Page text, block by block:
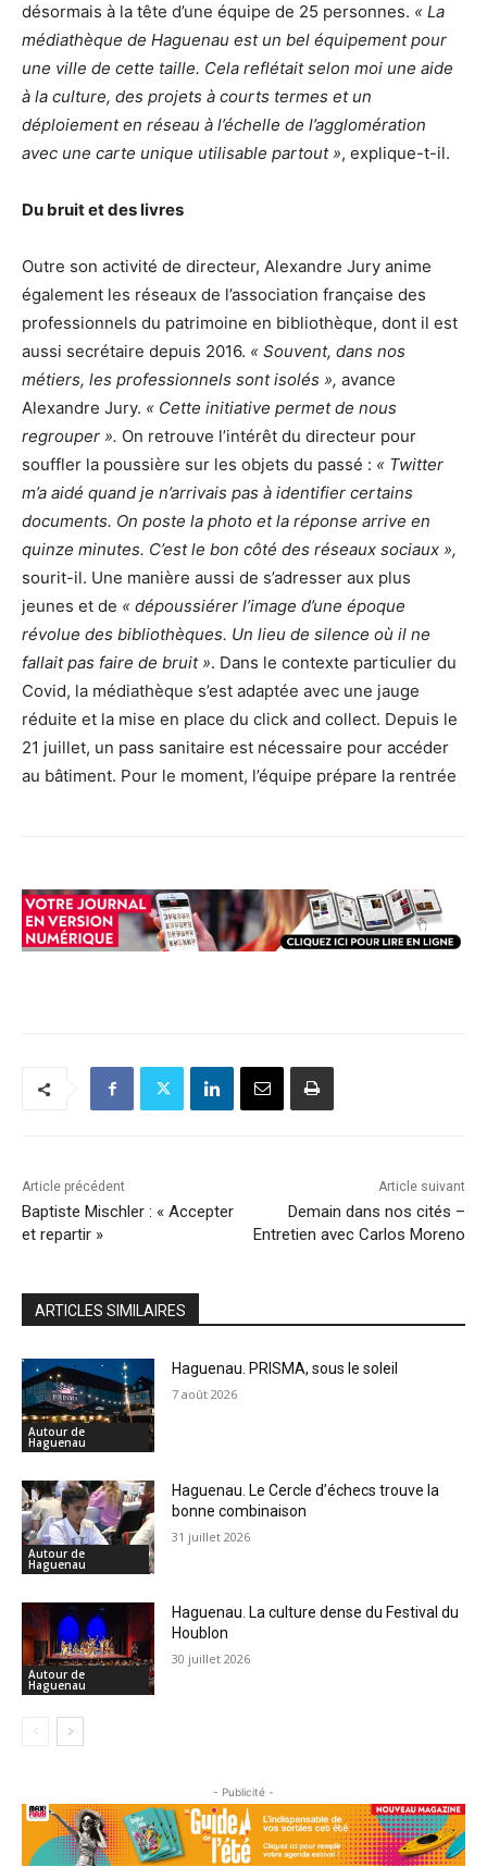
désormais à la tête d’une équipe de 25 personnes. « La
médiathèque de Haguenau est un bel équipement pour
une ville de cette taille. Cela reflétait selon moi une aide
à la culture, des projets à courts termes et un
déploiement en réseau à l’échelle de l’agglomération
avec une carte unique utilisable partout », explique-t-il.
Du bruit et des livres
Outre son activité de directeur, Alexandre Jury anime
également les réseaux de l’association française des
professionnels du patrimoine en bibliothèque, dont il est
aussi secrétaire depuis 2016. « Souvent, dans nos
métiers, les professionnels sont isolés », avance
Alexandre Jury. « Cette initiative permet de nous
regrouper ». On retrouve l’intérêt du directeur pour
souffler la poussière sur les objets du passé : « Twitter
m’a aidé quand je n’arrivais pas à identifier certains
documents. On poste la photo et la réponse arrive en
quinze minutes. C’est le bon côté des réseaux sociaux »,
sourit-il. Une manière aussi de s’adresser aux plus
jeunes et de « dépoussiérer l’image d’une époque
révolue des bibliothèques. Un lieu de silence où il ne
fallait pas faire de bruit ». Dans le contexte particulier du
Covid, la médiathèque s’est adaptée avec une jauge
réduite et la mise en place du click and collect. Depuis le
21 juillet, un pass sanitaire est nécessaire pour accéder
au bâtiment. Pour le moment, l’équipe prépare la rentrée
Article précédent
Baptiste Mischler : « Accepter
et repartir »
Article suivant
Demain dans nos cités –
Entretien avec Carlos Moreno
ARTICLES SIMILAIRES
Autour de
Haguenau
Haguenau. PRISMA, sous le soleil
7 août 2026
Autour de
Haguenau
Haguenau. Le Cercle d’échecs trouve la
bonne combinaison
31 juillet 2026
Autour de
Haguenau
Haguenau. La culture dense du Festival du
Houblon
30 juillet 2026
- Publicité -